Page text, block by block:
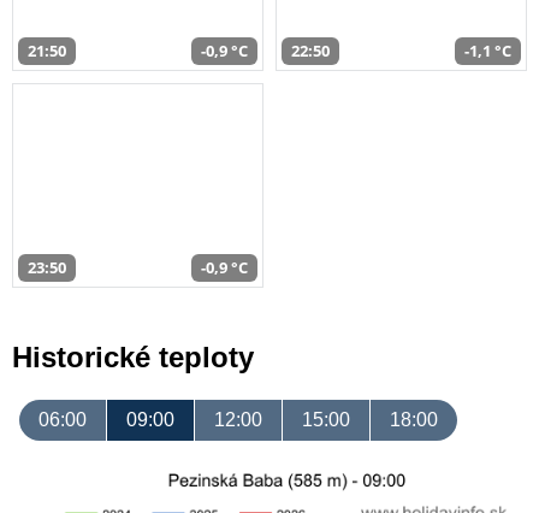
21:50 -0,9 °C 22:50 -1,1 °C
23:50 -0,9 °C
Historické teploty
06:00 09:00 12:00 15:00 18:00